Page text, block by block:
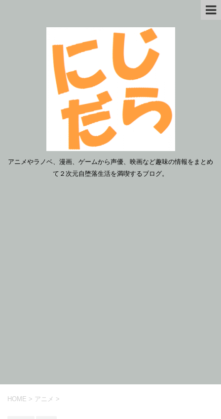
アニメやラノベ、漫画、ゲームから声優、映画など趣味の情報をまとめ
て２次元自堕落生活を満喫するブログ。
HOME > アニメ >